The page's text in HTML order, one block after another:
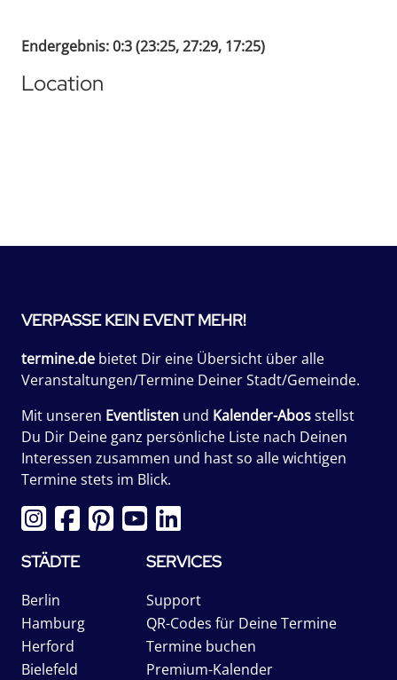
Endergebnis: 0:3 (23:25, 27:29, 17:25)
Location
VERPASSE KEIN EVENT MEHR!
termine.de bietet Dir eine Übersicht über alle
Veranstaltungen/Termine Deiner Stadt/Gemeinde.
Mit unseren Eventlisten und Kalender-Abosstellst
Du Dir Deine ganz persönliche Liste nach Deinen
Interessen zusammen und hast so alle wichtigen
Termine stets im Blick.
STÄDTE
Berlin
Hamburg
Herford
Bielefeld
SERVICES
Support
QR-Codes für Deine Termine
Termine buchen
Premium-Kalender